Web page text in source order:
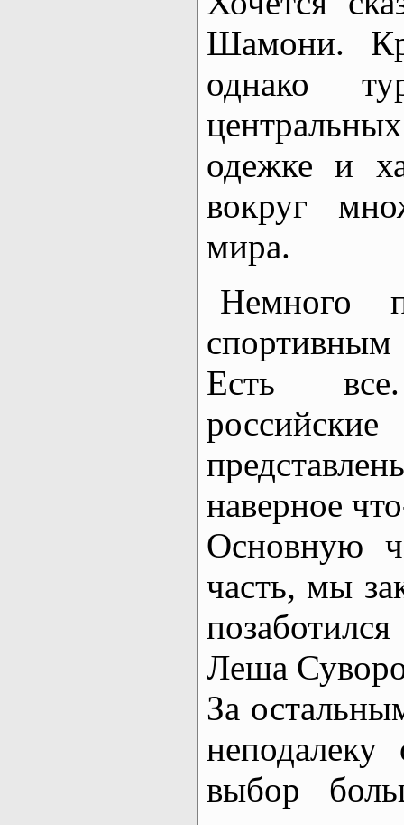
Шамони.
однако
одежке и
вокруг
мира.
Немного
спортивным
Есть
наверное
Основную
часть, мы
Леша
За
выбор